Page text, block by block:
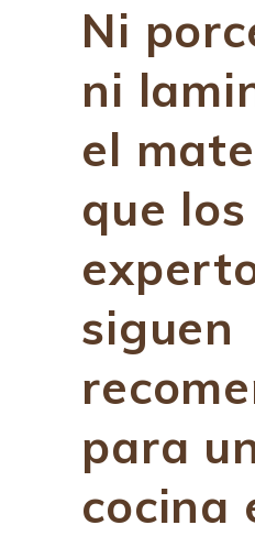
Ni
ni
el
que los
siguen
para
cocina